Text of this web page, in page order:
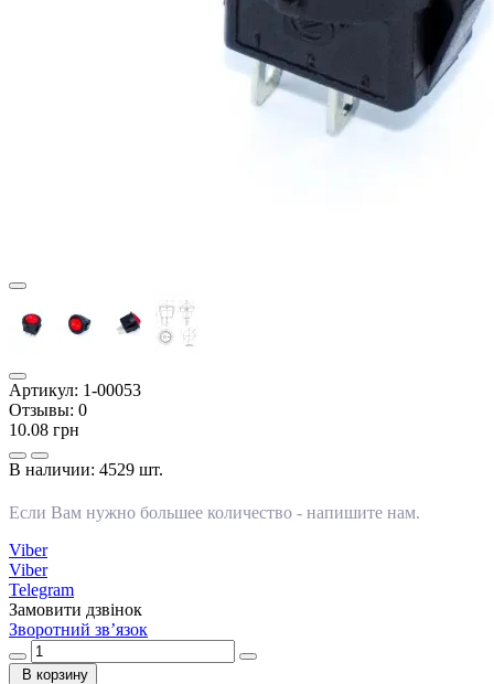
Артикул: 1-00053
Отзывы: 0
10.08 грн
В наличии: 4529 шт.
Если Вам нужно большее количество - напишите нам.
Viber
Viber
Telegram
Замовити дзвінок
Зворотний зв’язок
В корзину